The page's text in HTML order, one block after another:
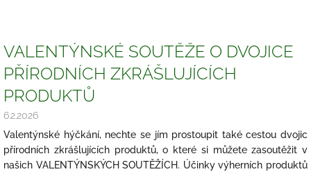
VALENTÝNSKÉ SOUTĚŽE O DVOJICE
PŘÍRODNÍCH ZKRÁŠLUJÍCÍCH
PRODUKTŮ
6.2.2026
Valentýnské hýčkání, nechte se jím prostoupit také cestou dvojic
přírodních zkrášlujících produktů, o které si můžete zasoutěžit v
našich VALENTÝNSKÝCH SOUTĚŽÍCH. Účinky výherních produktů